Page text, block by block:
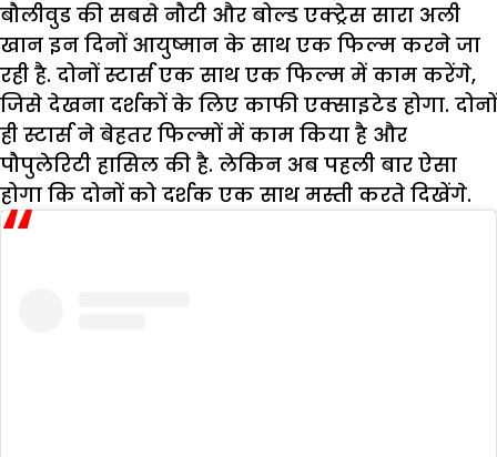
बौलीवुड की सबसे नौटी और बोल्ड एक्ट्रेस सारा अली
खान इन दिनों आयुष्मान के साथ एक फिल्म करने जा
रही है. दोनों स्टार्स एक साथ एक फिल्म में काम करेंगे,
जिसे देखना दर्शकों के लिए काफी एक्साइटेड होगा. दोनों
ही स्टार्स ने बेहतर फिल्मों में काम किया है और
पौपुलेरिटी हासिल की है. लेकिन अब पहली बार ऐसा
होगा कि दोनों को दर्शक एक साथ मस्ती करते दिखेंगे.